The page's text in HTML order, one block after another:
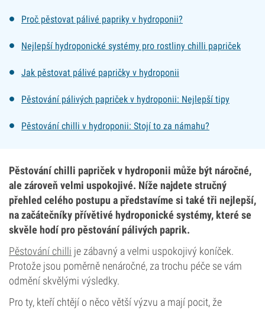
Proč pěstovat pálivé papriky v hydroponii?
Nejlepší hydroponické systémy pro rostliny chilli papriček
Jak pěstovat pálivé papričky v hydroponii
Pěstování pálivých papriček v hydroponii: Nejlepší tipy
Pěstování chilli v hydroponii: Stojí to za námahu?
Pěstování chilli papriček v hydroponii může být náročné,
ale zároveň velmi uspokojivé. Níže najdete stručný
přehled celého postupu a představíme si také tři nejlepší,
na začátečníky přívětivé hydroponické systémy, které se
skvěle hodí pro pěstování pálivých paprik.
Pěstování chilli je zábavný a velmi uspokojivý koníček.
Protože jsou poměrně nenáročné, za trochu péče se vám
odmění skvělými výsledky.
Pro ty, kteří chtějí o něco větší výzvu a mají pocit, že